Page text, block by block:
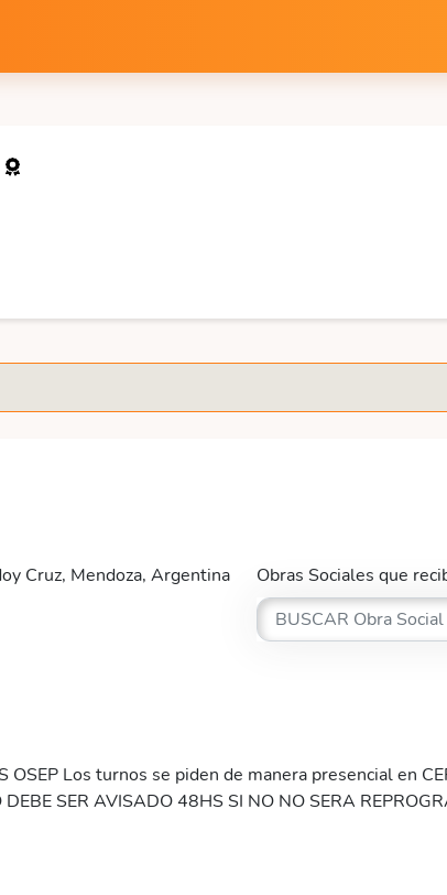
Cruz, Mendoza, Argentina
Obras Sociales que
OSEP Los turnos se piden de manera presencial en
SER AVISADO 48HS SI NO NO SERA